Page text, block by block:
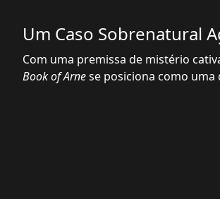
Um Caso Sobrenatural
Com uma premissa de mistério
Book of Arnese posiciona como uma